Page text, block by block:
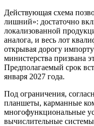
Действующая схема
лишний»: достаточно
локализованной
аналога, и весь лот
открывая дорогу
министерства призвана
Предполагаемый срок
января 2027 года.
Под ограничения,
планшеты, карманные
многофункциональные
вычислительные